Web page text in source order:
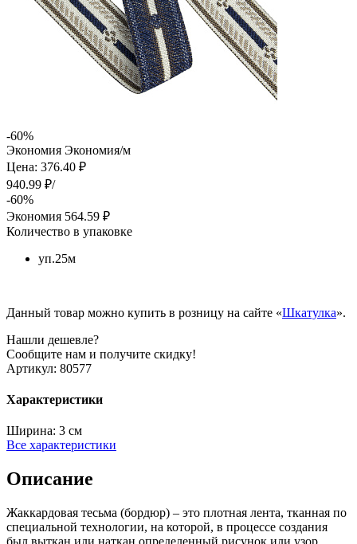
-60%
Экономия Экономия/м
Цена: 376.40 ₽
940.99 ₽/
-60%
Экономия 564.59 ₽
Количество в упаковке
уп.25м
Данный товар можно купить в розницу на сайте «Шкатулка».
Нашли дешевле?
Сообщите нам и получите скидку!
Артикул: 80577
Характеристики
Ширина: 3 см
Все характеристики
Описание
Жаккардовая тесьма (бордюр) – это плотная лента, тканная по
специальной технологии, на которой, в процессе создания